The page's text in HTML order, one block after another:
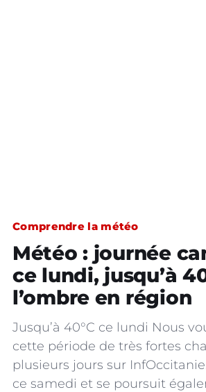
Comprendre la météo
Météo : journée
ce lundi, jusqu’à
l’ombre en région
Jusqu’à 40°C ce lundi Nous
cette période de très fortes
plusieurs jours sur
ce samedi et se poursuit